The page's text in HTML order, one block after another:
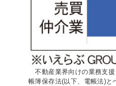
不動産業界向けの業務支援
帳簿保存法(以下、電帳法)と